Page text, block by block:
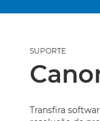
SUPORTE
Transfira